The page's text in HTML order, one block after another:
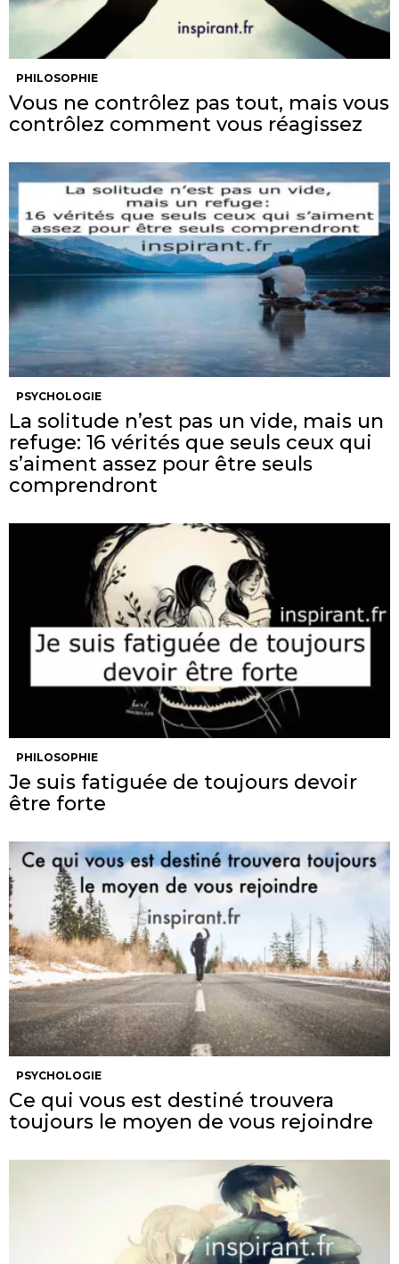
PHILOSOPHIE
Vous ne contrôlez pas tout, mais vous
contrôlez comment vous réagissez
PSYCHOLOGIE
La solitude n’est pas un vide, mais un
refuge: 16 vérités que seuls ceux qui
s’aiment assez pour être seuls
comprendront
PHILOSOPHIE
Je suis fatiguée de toujours devoir
être forte
PSYCHOLOGIE
Ce qui vous est destiné trouvera
toujours le moyen de vous rejoindre